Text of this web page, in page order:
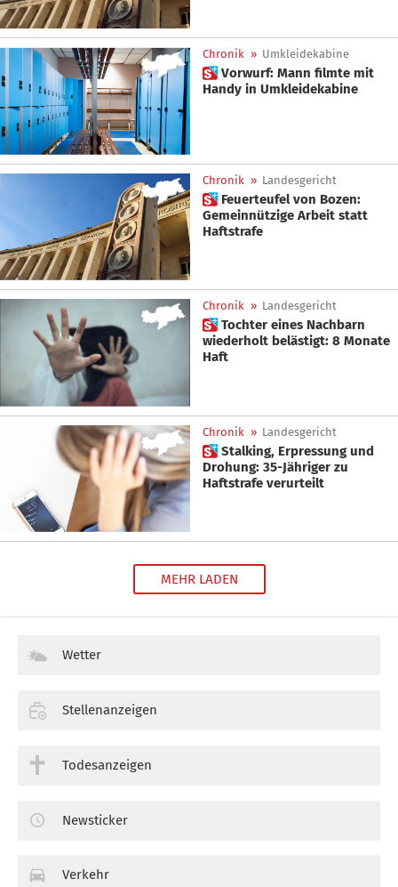
Chronik » Umkleidekabine
 Vorwurf: Mann filmte mit
Handy in Umkleidekabine
Chronik » Landesgericht
 Feuerteufel von Bozen:
Gemeinnützige Arbeit statt
Haftstrafe
Chronik » Landesgericht
 Tochter eines Nachbarn
wiederholt belästigt: 8 Monate
Haft
Chronik » Landesgericht
 Stalking, Erpressung und
Drohung: 35-Jähriger zu
Haftstrafe verurteilt
MEHR LADEN
Wetter
Stellenanzeigen
Todesanzeigen
Newsticker
Verkehr